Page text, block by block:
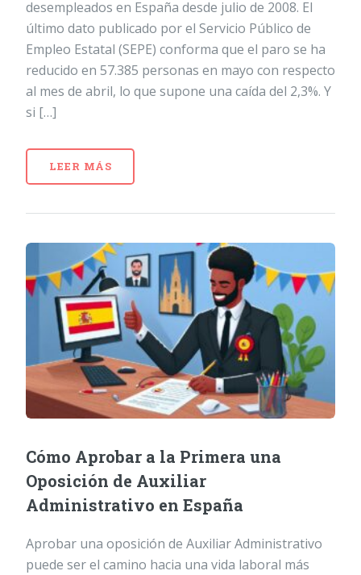
desempleados en España desde julio de 2008. El
último dato publicado por el Servicio Público de
Empleo Estatal (SEPE) conforma que el paro se ha
reducido en 57.385 personas en mayo con respecto
al mes de abril, lo que supone una caída del 2,3%. Y
si […]
LEER MÁS
Cómo Aprobar a la Primera una
Oposición de Auxiliar
Administrativo en España
Aprobar una oposición de Auxiliar Administrativo
puede ser el camino hacia una vida laboral más